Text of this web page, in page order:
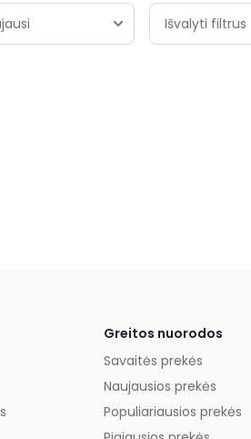
Išvalyti filtrus
Greitos nuorodos
Savaitės prekės
Naujausios prekės
Populiariausios prekės